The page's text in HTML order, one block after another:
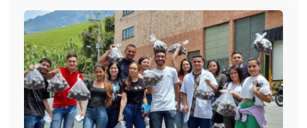
CARTERA
Inscripciones
Estudiantes
Egresados